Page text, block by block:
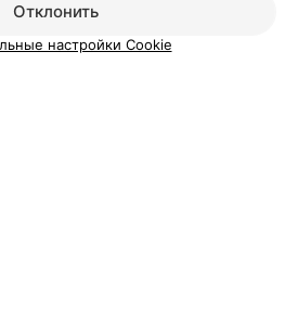
Отклонить
настройки Cookie